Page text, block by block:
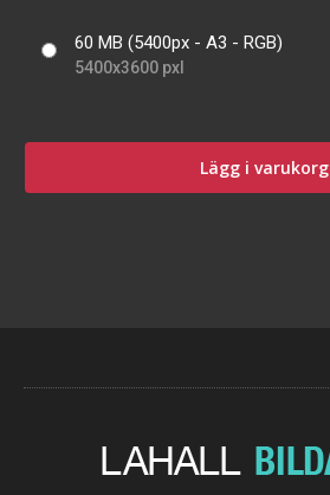
60 MB (5400px - A3 - RGB)
5400x3600 pxl
Lägg i varukorg